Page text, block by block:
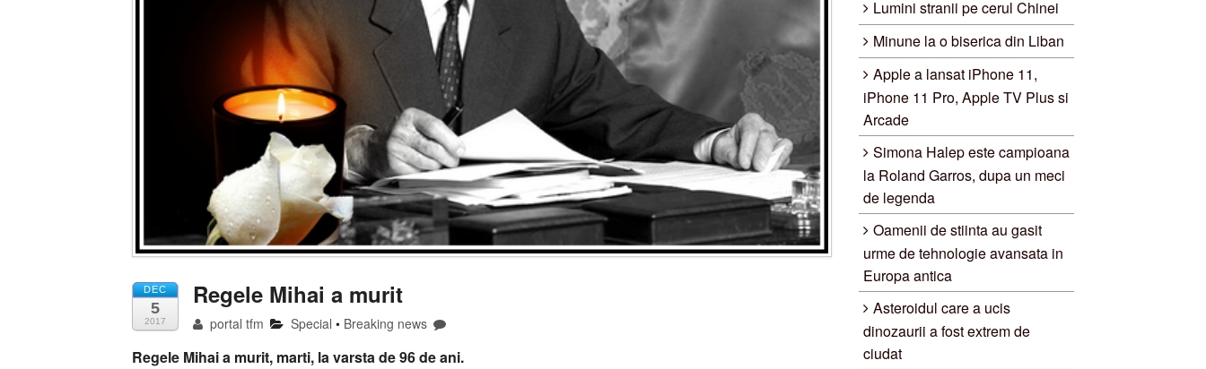
DEC
5
2017
Regele Mihai a murit
portal tfm Special • Breaking news
Regele Mihai a murit, marti, la varsta de 96 de ani.
Lumini stranii pe cerul Chinei
Minune la o biserica din Liban
Apple a lansat iPhone 11,
iPhone 11 Pro, Apple TV Plus si
Arcade
Simona Halep este campioana
la Roland Garros, dupa un meci
de legenda
Oamenii de stiinta au gasit
urme de tehnologie avansata in
Europa antica
Asteroidul care a ucis
dinozaurii a fost extrem de
ciudat